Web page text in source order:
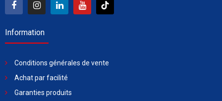
Information
Conditions générales de vente
Achat par facilité
Garanties produits